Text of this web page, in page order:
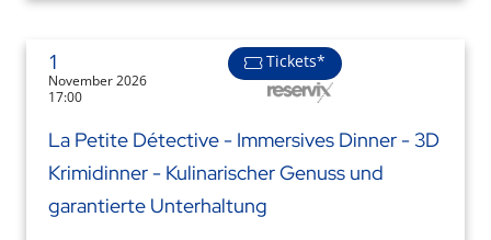
1
November 2026
17:00
Tickets*
La Petite Détective - Immersives Dinner - 3D
Krimidinner - Kulinarischer Genuss und
garantierte Unterhaltung